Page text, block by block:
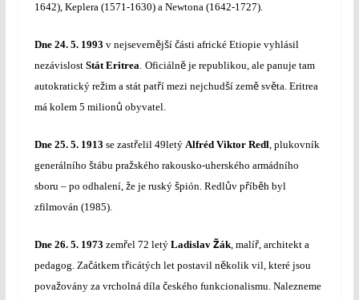
1642), Keplera (1571-1630) a Newtona (1642-1727).
Dne 24. 5. 1993 v nejsevernější části africké Etiopie vyhlásil
nezávislost Stát Eritrea. Oficiálněje republikou, ale panuje tam
autokratický režim a stát patří mezi nejchudší zeměsvěta. Eritrea
má kolem 5 milionů obyvatel.
Dne 25. 5. 1913 se zastřelil 49letý Alfréd Viktor Redl, plukovník
generálního štábu pražského rakousko-uherského armádního
sboru – po odhalení, že je ruský špión. Redlův příběh byl
zfilmován (1985).
Dne 26. 5. 1973 zemřel 72 letýLadislav Žák, malíř, architekt a
pedagog. Začátkem třicátých let postavil několik vil, které jsou
považovány za vrcholná díla českého funkcionalismu. Nalezneme